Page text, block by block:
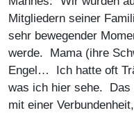
Mitgliedern seiner
sehr bewegender
werde. Mama (ihre
Engel… Ich hatte oft
was ich hier sehe. Das
mit einer